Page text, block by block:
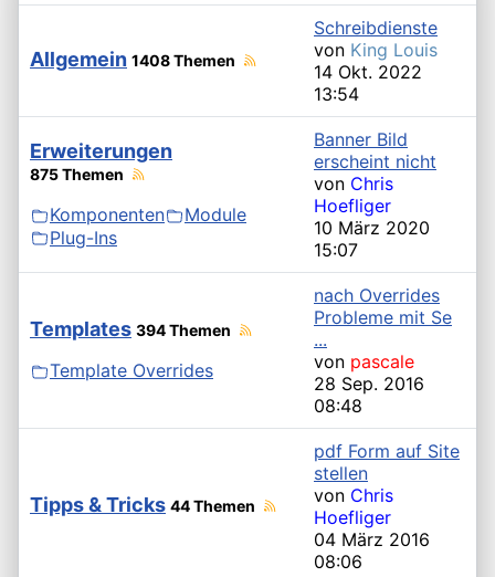
Allgemein 1408 Themen
Schreibdienste
von King Louis
14 Okt. 2022
13:54
Erweiterungen
875 Themen
Komponenten
Module
Plug-Ins
Banner Bild
erscheint nicht
von Chris
Hoefliger
10 März 2020
15:07
Templates 394 Themen
Template Overrides
nach Overrides
Probleme mit Se
...
von pascale
28 Sep. 2016
08:48
Tipps & Tricks 44 Themen
pdf Form auf Site
stellen
von Chris
Hoefliger
04 März 2016
08:06